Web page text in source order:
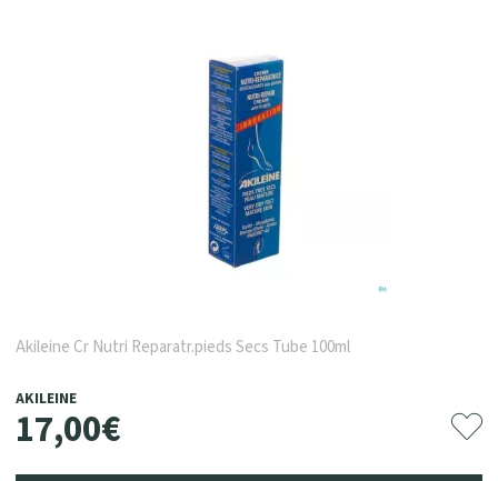
Akileine Cr Nutri Reparatr.pieds Secs Tube 100ml
AKILEINE
17,00€